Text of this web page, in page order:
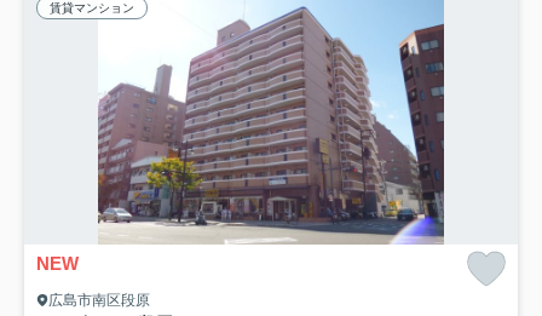
賃貸マンション
NEW
広島市南区段原